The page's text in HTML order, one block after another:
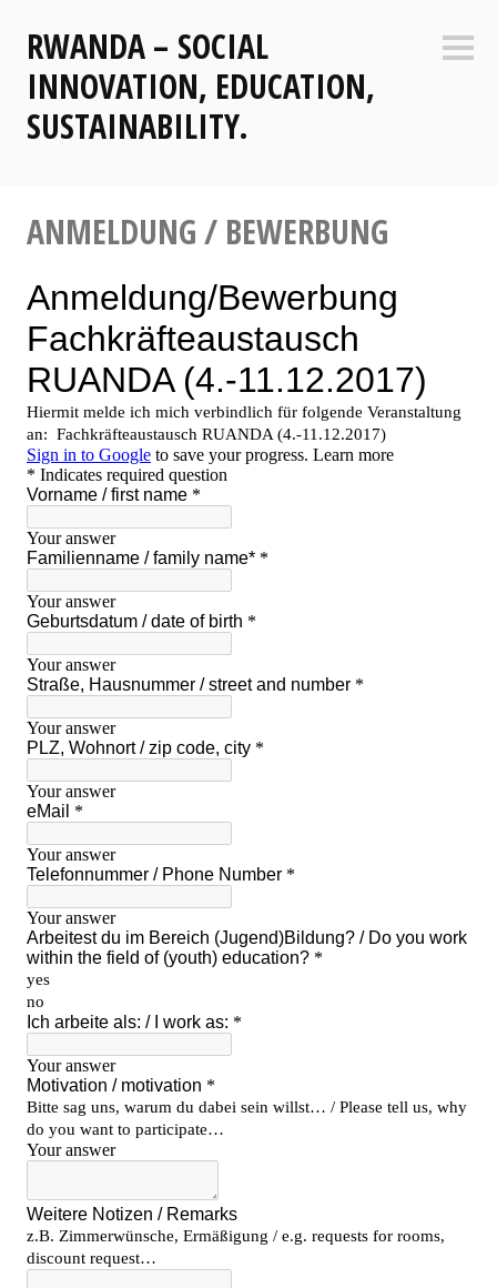
Inhalt
springen
RWANDA – SOCIAL
INNOVATION, EDUCATION,
SUSTAINABILITY.
ANMELDUNG / BEWERBUNG